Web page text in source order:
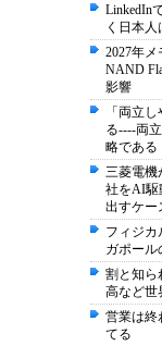
LinkedIn
く日本
2027年
NAND
影響
「両立
る----両
略である
三菱電機
社をAI駆
出すケー
フィジカ
ガポール
割と知ら
高など世
営業は終
てる